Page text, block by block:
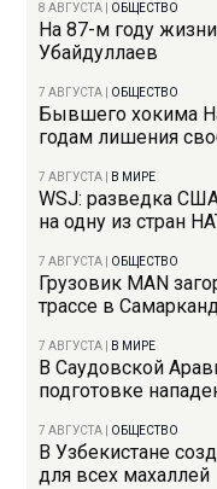
8 АВГУСТА ОБЩЕСТВО
На 87-м году
Убайдуллаев
7 АВГУСТА ОБЩЕСТВО
Бывшего хокима
годам лишения
7 АВГУСТА В МИРЕ
WSJ: разведка
на одну из стран
7 АВГУСТА ОБЩЕСТВО
Грузовик MAN
трассе в
7 АВГУСТА В МИРЕ
В Саудовской
подготовке
7 АВГУСТА ОБЩЕСТВО
В Узбекистане
для всех махаллей